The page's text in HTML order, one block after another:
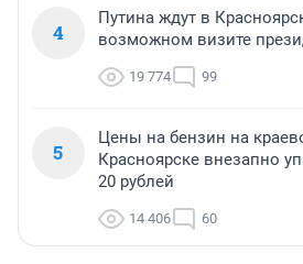
4
Путина ждут в
возможном визите
19 774 99
5
Цены на бензин на
Красноярске внезапно
20 рублей
14 406 60